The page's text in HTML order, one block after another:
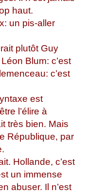
haut.
un pis-aller
plutôt Guy
Blum: c’est
c’est
est
l’élire à
très bien. Mais
République, par
Hollande, c’est
un immense
abuser. Il n’est